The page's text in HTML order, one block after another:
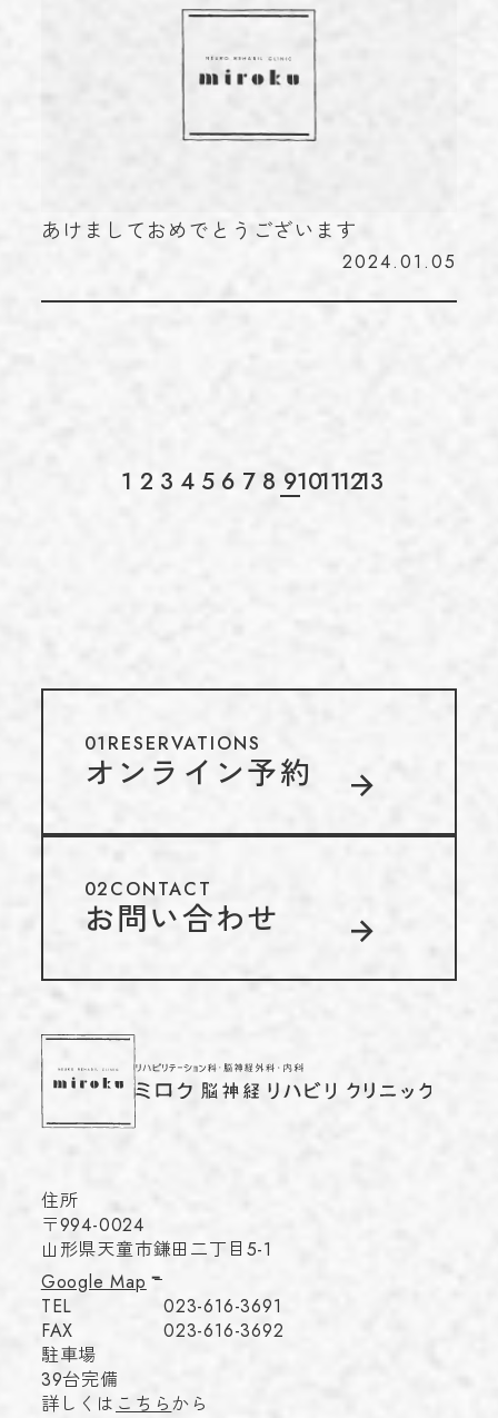
あけましておめでとうございます
2024.01.05
1 2 3 4 5 6 7 8 910111213
01 RESERVATIONS
オンライン予約
02CONTACT
お問い合わせ
住所
〒994-0024
山形県天童市鎌田二丁目5-1
Google Map
TEL
023-616-3691
FAX
023-616-3692
駐車場
39台完備
詳しくは こちらから